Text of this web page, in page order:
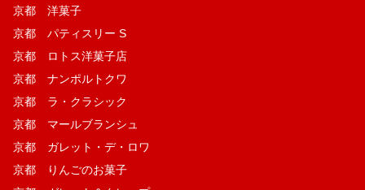
京都 洋菓子
京都 パティスリー S
京都 ロトス洋菓子店
京都 ナンポルトクワ
京都 ラ・クラシック
京都 マールブランシュ
京都 ガレット・デ・ロワ
京都 りんごのお菓子